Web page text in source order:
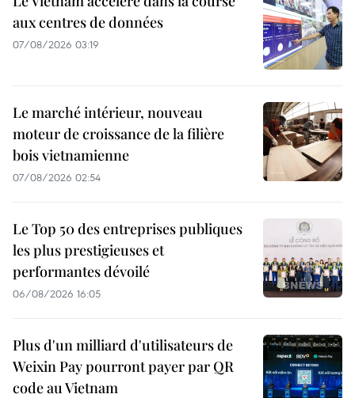
aux centres de données
07/08/2026 03:19
Le marché intérieur, nouveau
moteur de croissance de la filière
bois vietnamienne
07/08/2026 02:54
Le Top 50 des entreprises publiques
les plus prestigieuses et
performantes dévoilé
06/08/2026 16:05
Plus d'un milliard d'utilisateurs de
Weixin Pay pourront payer par QR
code au Vietnam